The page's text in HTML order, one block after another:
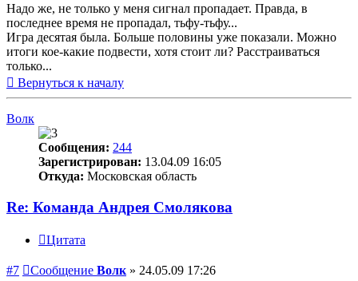
Надо же, не только у меня сигнал пропадает. Правда, в
последнее время не пропадал, тьфу-тьфу...
Игра десятая была. Больше половины уже показали. Можно
итоги кое-какие подвести, хотя стоит ли? Расстраиваться
только...
Вернуться к началу
Волк
Сообщения: 244
Зарегистрирован: 13.04.09 16:05
Откуда: Московская область
Re: Команда Андрея Смолякова
Цитата
#7 Сообщение Волк » 24.05.09 17:26